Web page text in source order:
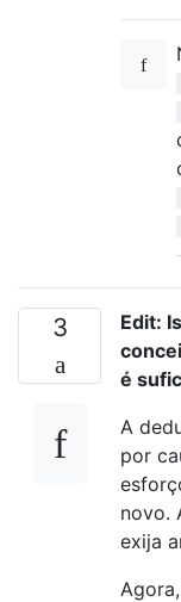
3
Edit:
é
A
por
novo.
exija